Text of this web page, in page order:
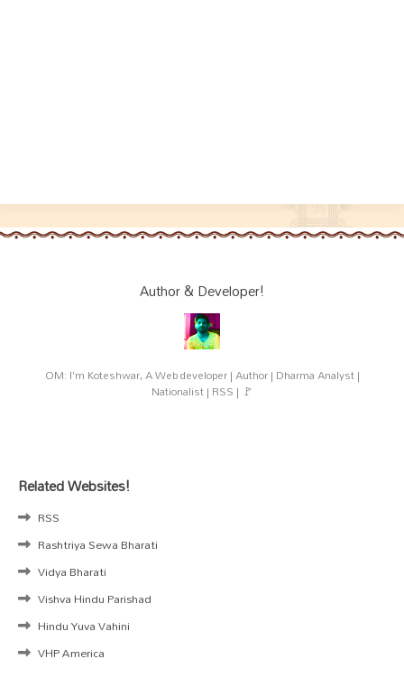
Author & Developer!
OM: I'm Koteshwar, A Web developer | Author | Dharma Analyst |
Nationalist | RSS | 🚩
Related Websites!
RSS
Rashtriya Sewa Bharati
Vidya Bharati
Vishva Hindu Parishad
Hindu Yuva Vahini
VHP America